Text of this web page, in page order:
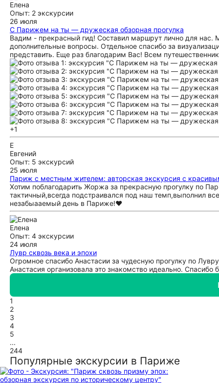
Елена
Опыт: 2 экскурсии
26 июля
С Парижем на ты — дружеская обзорная прогулка
Вадим - прекрасный гид! Составил маршрут лично для нас.
дополнительные вопросы. Отдельное спасибо за
представить. Еще раз благодарим Вас! Всем
+1
Е
Евгений
Опыт: 5 экскурсий
25 июля
Париж с местным жителем: авторская экскурсия с
Хотим поблагодарить Жоржа за прекрасную прогулку по
тактичный,всегда подстраивался под наш темп,выполнил
незабыааемый день в Париже!❤
Елена
Опыт: 4 экскурсии
24 июля
Лувр сквозь века и эпохи
Огромное спасибо Анастасии за чудесную прогулку по
Анастасия организовала это знакомство идеально.
1
2
3
4
5
...
244
Популярные экскурсии в Париже